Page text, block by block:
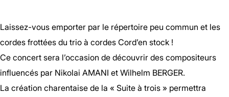
Laissez-vous emporter par le répertoire peu commun et les
cordes frottées du trio à cordes Cord’en stock !
Ce concert sera l’occasion de découvrir des compositeurs
influencés par Nikolai AMANI et Wilhelm BERGER.
La création charentaise de la « Suite à trois » permettra